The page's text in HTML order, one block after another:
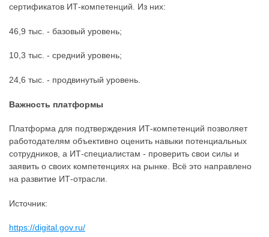
сертификатов ИТ-компетенций. Из них:
46,9 тыс. - базовый уровень;
10,3 тыс. - средний уровень;
24,6 тыс. - продвинутый уровень.
Важность платформы
Платформа для подтверждения ИТ-компетенций позволяет
работодателям объективно оценить навыки потенциальных
сотрудников, а ИТ-специалистам - проверить свои силы и
заявить о своих компетенциях на рынке. Всё это направлено
на развитие ИТ-отрасли.
Источник:
https://digital.gov.ru/